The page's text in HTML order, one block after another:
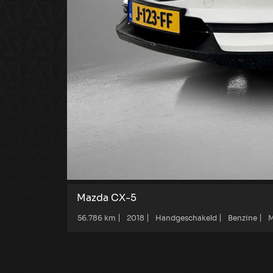
Mazda CX-5
56.786 km 2018 Handgeschakeld Benzine